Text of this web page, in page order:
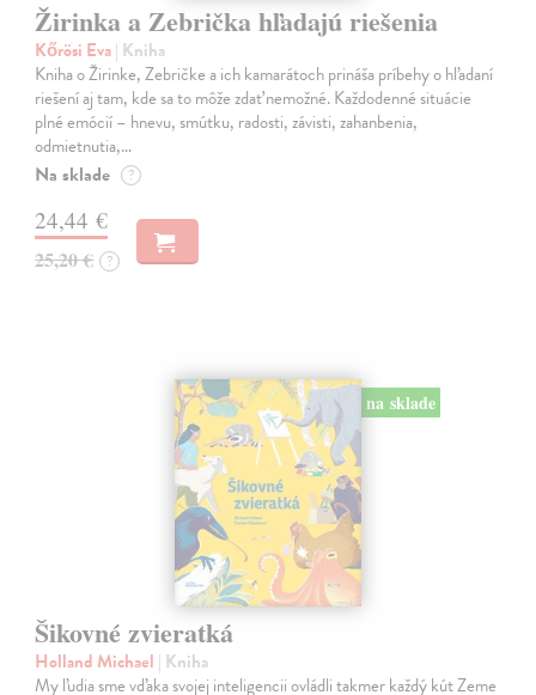
Žirinka a Zebrička hľadajú riešenia
Kőrösi Eva| Kniha
Kniha o Žirinke, Zebričke a ich kamarátoch prináša príbehy o hľadaní
riešení aj tam, kde sa to môže zdať nemožné. Každodenné situácie
plné emócií – hnevu, smútku, radosti, závisti, zahanbenia,
odmietnutia,…
Na sklade ?
24,44 €
25,20 € ?
na sklade
Šikovné zvieratká
Holland Michael | Kniha
My ľudia sme vďaka svojej inteligencii ovládli takmer každý kút Zeme